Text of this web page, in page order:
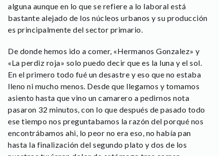
alguna aunque en lo que se refiere a lo laboral está
bastante alejado de los núcleos urbanos y su producción
es principalmente del sector primario.
De donde hemos ido a comer, «Hermanos Gonzalez» y
«La perdiz roja» solo puedo decir que es la luna y el sol.
En el primero todo fué un desastre y eso que no estaba
lleno ni mucho menos. Desde que llegamos y tomamos
asiento hasta que vino un camarero a pedirnos nota
pasaron 32 minutos, con lo que después de pasado todo
ese tiempo nos preguntabamos la razón del porqué nos
encontrábamos ahi, lo peor no era eso, no había pan
hasta la finalización del segundo plato y dos de los